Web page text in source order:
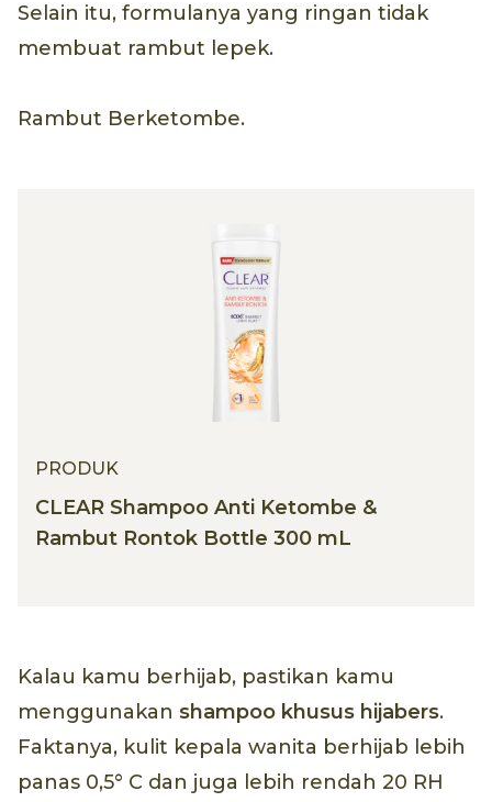
Selain itu, formulanya yang ringan tidak
membuat rambut lepek.
Rambut Berketombe.
PRODUK
CLEAR Shampoo Anti Ketombe &
Rambut Rontok Bottle 300 mL
Kalau kamu berhijab, pastikan kamu
menggunakan shampoo khusus hijabers.
Faktanya, kulit kepala wanita berhijab lebih
panas 0,5° C dan juga lebih rendah 20 RH